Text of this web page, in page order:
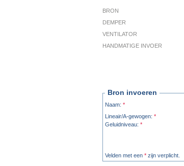
BRON
DEMPER
VENTILATOR
HANDMATIGE INVOER
Bron invoeren
Naam: *
Lineair/A-gewogen: *
Geluidniveau: *
Velden met een * zijn verplicht.